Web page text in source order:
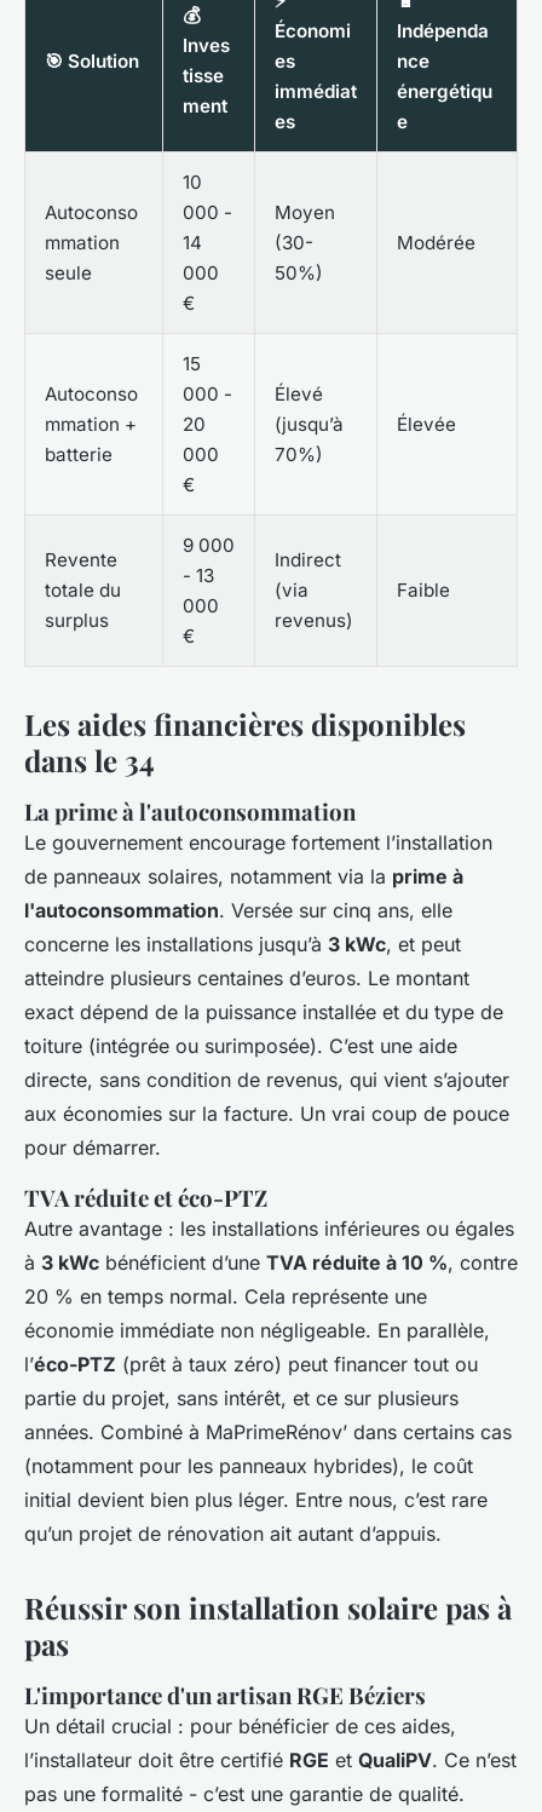
🎯 Solution
💰
Inves
tisse
ment
Économi
es
immédiat
es
Indépenda
nce
énergétiqu
e
Autoconso
mmation
seule
10
000 -
14
000
€
Moyen
(30-
50%)
Modérée
Autoconso
mmation +
batterie
15
000 -
20
000
€
Élevé
(jusqu’à
70%)
Élevée
Revente
totale du
surplus
9 000
- 13
000
€
Indirect
(via
revenus)
Faible
Les aides financières disponibles
dans le 34
La prime à l'autoconsommation
Le gouvernement encourage fortement l’installation
de panneaux solaires, notamment via la prime à
l'autoconsommation. Versée sur cinq ans, elle
concerne les installations jusqu’à 3 kWc, et peut
atteindre plusieurs centaines d’euros. Le montant
exact dépend de la puissance installée et du type de
toiture (intégrée ou surimposée). C’est une aide
directe, sans condition de revenus, qui vient s’ajouter
aux économies sur la facture. Un vrai coup de pouce
pour démarrer.
TVA réduite et éco-PTZ
Autre avantage : les installations inférieures ou égales
à 3 kWc bénéficient d’une TVA réduite à 10 %, contre
20 % en temps normal. Cela représente une
économie immédiate non négligeable. En parallèle,
l’éco-PTZ (prêt à taux zéro) peut financer tout ou
partie du projet, sans intérêt, et ce sur plusieurs
années. Combiné à MaPrimeRénov’ dans certains cas
(notamment pour les panneaux hybrides), le coût
initial devient bien plus léger. Entre nous, c’est rare
qu’un projet de rénovation ait autant d’appuis.
Réussir son installation solaire pas à
pas
L'importance d'un artisan RGE Béziers
Un détail crucial : pour bénéficier de ces aides,
l’installateur doit être certifié RGE et QualiPV. Ce n’est
pas une formalité - c’est une garantie de qualité.